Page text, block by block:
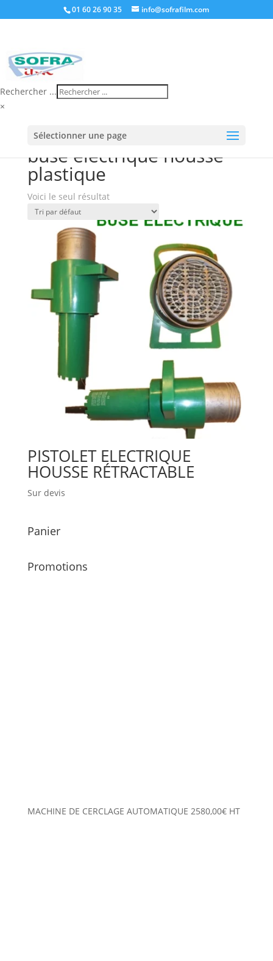
01 60 26 90 35 info@sofrafilm.com
Rechercher ...
×
Sélectionner une page
électrique housse plastique”
buse électrique housse
plastique
Voici le seul résultat
PISTOLET ELECTRIQUE
HOUSSE RÉTRACTABLE
Sur devis
Panier
Promotions
MACHINE DE CERCLAGE AUTOMATIQUE 2580,00€ HT